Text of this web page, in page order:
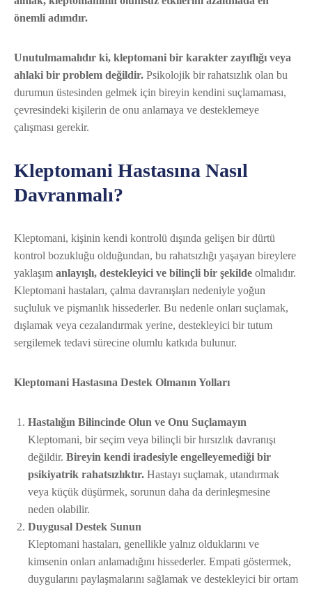
önemli adımdır.
Unutulmamalıdır ki, kleptomani bir karakter zayıflığı veya
ahlaki bir problem değildir. Psikolojik bir rahatsızlık olan bu
durumun üstesinden gelmek için bireyin kendini suçlamaması,
çevresindeki kişilerin de onu anlamaya ve desteklemeye
çalışması gerekir.
Kleptomani Hastasına Nasıl
Davranmalı?
Kleptomani, kişinin kendi kontrolü dışında gelişen bir dürtü
kontrol bozukluğu olduğundan, bu rahatsızlığı yaşayan bireylere
yaklaşım anlayışlı, destekleyici ve bilinçli bir şekilde olmalıdır.
Kleptomani hastaları, çalma davranışları nedeniyle yoğun
suçluluk ve pişmanlık hissederler. Bu nedenle onları suçlamak,
dışlamak veya cezalandırmak yerine, destekleyici bir tutum
sergilemek tedavi sürecine olumlu katkıda bulunur.
Kleptomani Hastasına Destek Olmanın Yolları
Hastalığın Bilincinde Olun ve Onu Suçlamayın
Kleptomani, bir seçim veya bilinçli bir hırsızlık davranışı
değildir. Bireyin kendi iradesiyle engelleyemediği bir
psikiyatrik rahatsızlıktır. Hastayı suçlamak, utandırmak
veya küçük düşürmek, sorunun daha da derinleşmesine
neden olabilir.
Duygusal Destek Sunun
Kleptomani hastaları, genellikle yalnız olduklarını ve
kimsenin onları anlamadığını hissederler. Empati göstermek,
duygularını paylaşmalarını sağlamak ve destekleyici bir ortam